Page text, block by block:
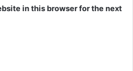
in this browser for the next